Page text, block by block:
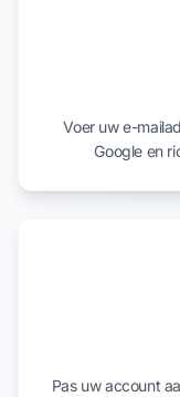
Voer uw e-
Google en
Pas uw account